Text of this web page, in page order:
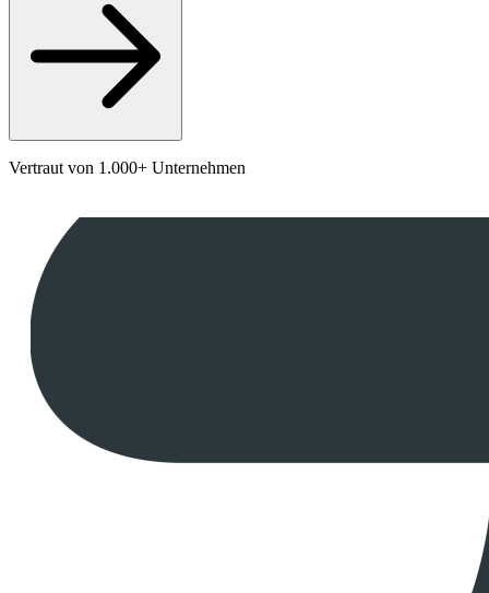
Vertraut von 1.000+ Unternehmen